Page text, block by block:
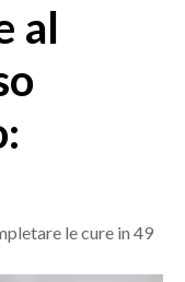
al
le cure in 49